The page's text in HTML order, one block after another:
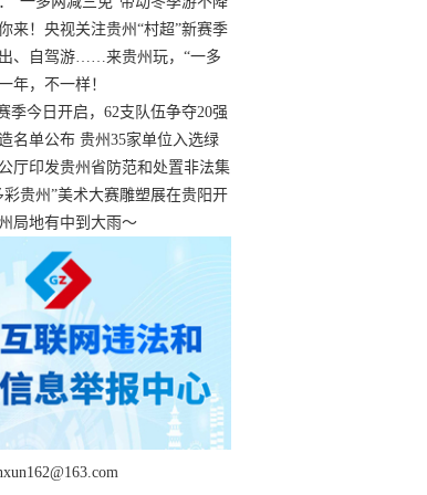
来！央视关注贵州“村超”新赛季
、自驾游……来贵州玩，“一多
年，不一样！
季今日开启，62支队伍争夺20强
名单公布 贵州35家单位入选绿
厅印发贵州省防范和处置非法集
彩贵州”美术大赛雕塑展在贵阳开
19日
局地有中到大雨～